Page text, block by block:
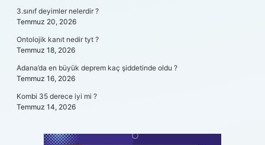
3.sınıf deyimler nelerdir ?
Temmuz 20, 2026
Ontolojik kanıt nedir tyt ?
Temmuz 18, 2026
Adana’da en büyük deprem kaç şiddetinde oldu ?
Temmuz 16, 2026
Kombi 35 derece iyi mi ?
Temmuz 14, 2026